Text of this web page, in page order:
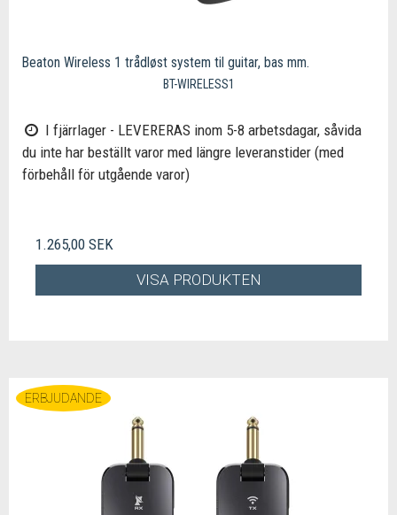
Beaton Wireless 1 trådløst system til guitar, bas mm.
BT-WIRELESS1
I fjärrlager - LEVERERAS inom 5-8 arbetsdagar, såvida
du inte har beställt varor med längre leveranstider (med
förbehåll för utgående varor)
1.265,00 SEK
VISA PRODUKTEN
ERBJUDANDE